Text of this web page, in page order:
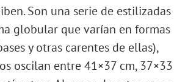
Son una serie de estilizadas
globular que varían en formas
y otras carentes de ellas),
oscilan entre 41×37 cm, 37×33